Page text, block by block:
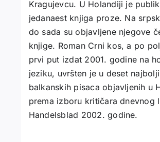
Kragujevcu. U Holandiji je
jedanaest knjiga proze. Na
do sada su objavljene njegove
knjige. Roman Crni kos, a po
prvi put izdat 2001. godine na
jeziku, uvršten je u deset
balkanskih pisaca objavljenih u
prema izboru kritičara dnevnog
Handelsblad 2002. godine.